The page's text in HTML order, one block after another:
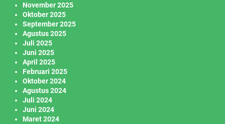
November 2025
Oktober 2025
September 2025
Agustus 2025
Juli 2025
Juni 2025
April 2025
Februari 2025
Oktober 2024
Agustus 2024
Juli 2024
Juni 2024
Maret 2024